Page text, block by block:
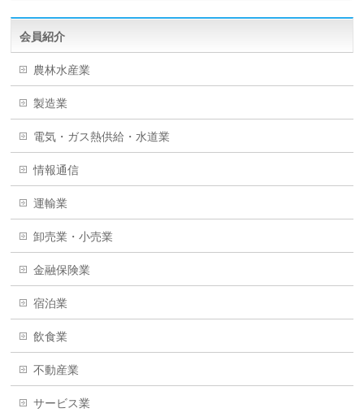
会員紹介
農林水産業
製造業
電気・ガス熱供給・水道業
情報通信
運輸業
卸売業・小売業
金融保険業
宿泊業
飲食業
不動産業
サービス業